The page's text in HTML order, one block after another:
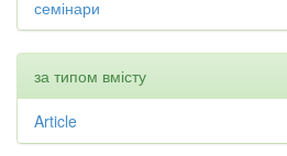
семінари
за типом вмісту
Article